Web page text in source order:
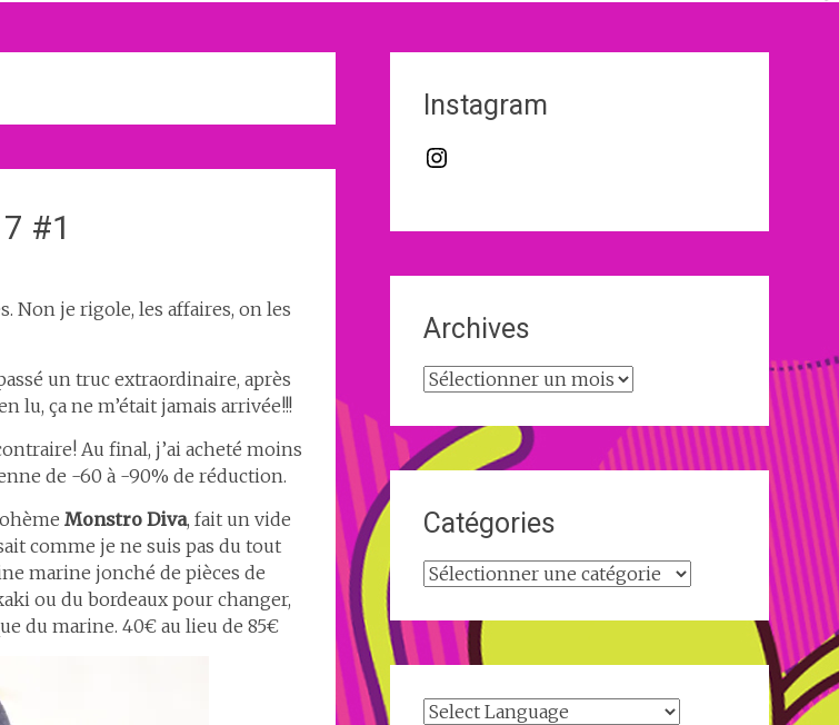
#1
Non je rigole, les affaires, on les
un truc extraordinaire, après
lu, ça ne m’était jamais arrivée!!!
Au final, j’ai acheté moins
de -60 à -90% de réduction.
Monstro Diva, fait un vide
comme je ne suis pas du tout
marine jonché de pièces de
ou du bordeaux pour changer,
du marine. 40€ au lieu de 85€
Instagram
Instagram
Archives
Archives
Catégories
Catégories